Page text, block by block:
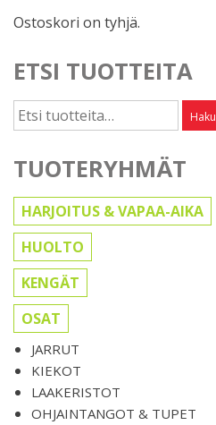
Ostoskori on tyhjä.
ETSI TUOTTEITA
Etsi: Haku
TUOTERYHMÄT
HARJOITUS & VAPAA-AIKA
HUOLTO
KENGÄT
OSAT
JARRUT
KIEKOT
LAAKERISTOT
OHJAINTANGOT & TUPET